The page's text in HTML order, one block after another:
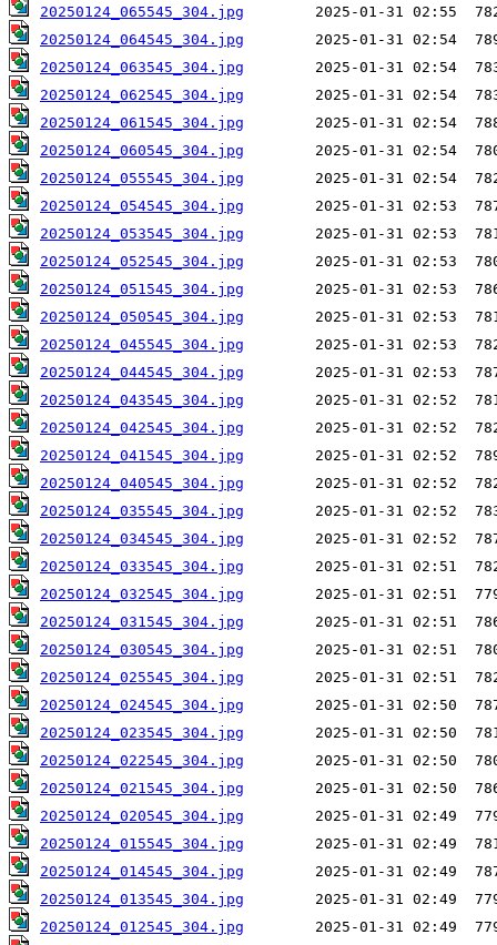
20250124_065545_304.jpg
20250124_064545_304.jpg
20250124_063545_304.jpg
20250124_062545_304.jpg
20250124_061545_304.jpg
20250124_060545_304.jpg
20250124_055545_304.jpg
20250124_054545_304.jpg
20250124_053545_304.jpg
20250124_052545_304.jpg
20250124_051545_304.jpg
20250124_050545_304.jpg
20250124_045545_304.jpg
20250124_044545_304.jpg
20250124_043545_304.jpg
20250124_042545_304.jpg
20250124_041545_304.jpg
20250124_040545_304.jpg
20250124_035545_304.jpg
20250124_034545_304.jpg
20250124_033545_304.jpg
20250124_032545_304.jpg
20250124_031545_304.jpg
20250124_030545_304.jpg
20250124_025545_304.jpg
20250124_024545_304.jpg
20250124_023545_304.jpg
20250124_022545_304.jpg
20250124_021545_304.jpg
20250124_020545_304.jpg
20250124_015545_304.jpg
20250124_014545_304.jpg
20250124_013545_304.jpg
20250124_012545_304.jpg